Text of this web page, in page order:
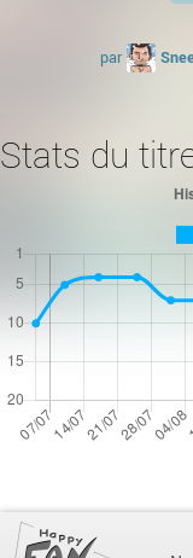
par
Stats du